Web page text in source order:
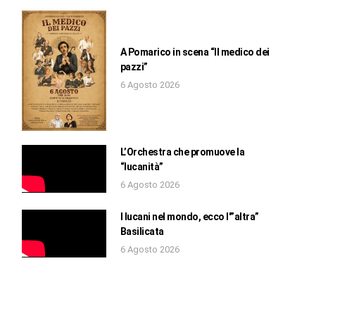
A Pomarico in scena “Il medico dei
pazzi”
6 Agosto 2026
L’Orchestra che promuove la
“lucanità”
6 Agosto 2026
I lucani nel mondo, ecco l'”altra”
Basilicata
6 Agosto 2026